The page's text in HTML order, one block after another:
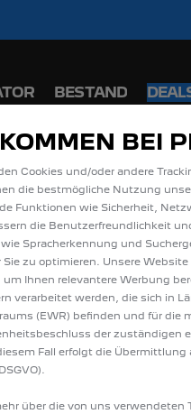
BESTAND
BEI
Cookies und/oder andere
die bestmögliche Nutzung
Funktionen wie Sicherheit,
die Benutzerfreundlichkeit
Spracherkennung und
zu optimieren. Unsere
Ihnen relevantere Werbung
verarbeitet werden, die sich in
(EWR) befinden und für die
der zuständigen
Fall erfolgt die
über die von uns verwendeten